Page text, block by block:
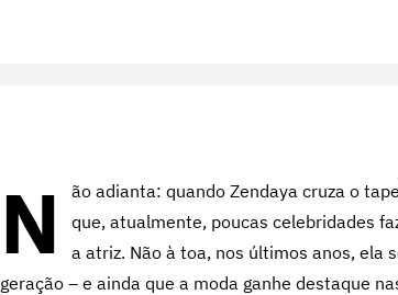
N
ão adianta: quando Zendaya cruza o
que, atualmente, poucas celebridades
a atriz. Não à toa, nos últimos anos, ela
geração – e ainda que a moda ganhe destaque